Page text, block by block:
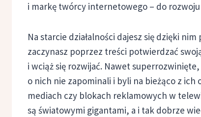
i markę twórcy internetowego – do
Na starcie działalności dajesz się dzięki
zaczynasz poprzez treści potwierdzać
i wciąż się rozwijać. Nawet
o nich nie zapominali i byli na bieżąco z
mediach czy blokach reklamowych w
są światowymi gigantami, a i tak dobrze